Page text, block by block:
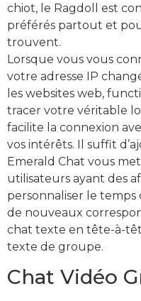
chiot, le Ragdoll est
préférés partout et
trouvent.
Lorsque vous vous
votre adresse IP
les websites web,
tracer votre véritable
facilite la connexion
vos intérêts. Il suffit
Emerald Chat vous
utilisateurs ayant des
personnaliser le
de nouveaux
chat texte en tête-à-
texte de groupe.
Chat Vidéo